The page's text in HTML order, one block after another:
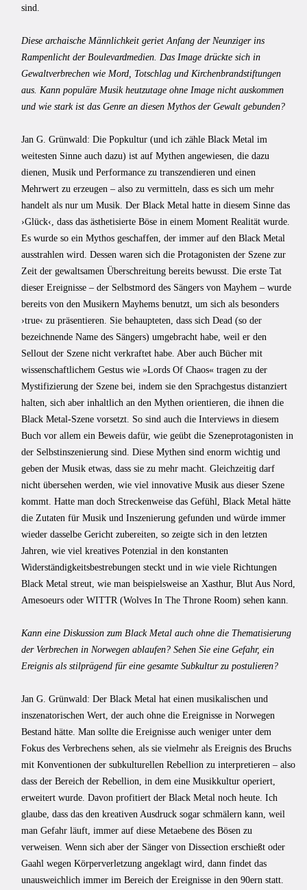
sind.
Diese archaische Männlichkeit geriet Anfang der Neunziger ins
Rampenlicht der Boulevardmedien. Das Image drückte sich in
Gewaltverbrechen wie Mord, Totschlag und Kirchenbrandstiftungen
aus. Kann populäre Musik heutzutage ohne Image nicht auskommen
und wie stark ist das Genre an diesen Mythos der Gewalt gebunden?
Jan G. Grünwald: Die Popkultur (und ich zähle Black Metal im
weitesten Sinne auch dazu) ist auf Mythen angewiesen, die dazu
dienen, Musik und Performance zu transzendieren und einen
Mehrwert zu erzeugen – also zu vermitteln, dass es sich um mehr
handelt als nur um Musik. Der Black Metal hatte in diesem Sinne das
›Glück‹, dass das ästhetisierte Böse in einem Moment Realität wurde.
Es wurde so ein Mythos geschaffen, der immer auf den Black Metal
ausstrahlen wird. Dessen waren sich die Protagonisten der Szene zur
Zeit der gewaltsamen Überschreitung bereits bewusst. Die erste Tat
dieser Ereignisse – der Selbstmord des Sängers von Mayhem – wurde
bereits von den Musikern Mayhems benutzt, um sich als besonders
›true‹ zu präsentieren. Sie behaupteten, dass sich Dead (so der
bezeichnende Name des Sängers) umgebracht habe, weil er den
Sellout der Szene nicht verkraftet habe. Aber auch Bücher mit
wissenschaftlichem Gestus wie »Lords Of Chaos« tragen zu der
Mystifizierung der Szene bei, indem sie den Sprachgestus distanziert
halten, sich aber inhaltlich an den Mythen orientieren, die ihnen die
Black Metal-Szene vorsetzt. So sind auch die Interviews in diesem
Buch vor allem ein Beweis dafür, wie geübt die Szeneprotagonisten in
der Selbstinszenierung sind. Diese Mythen sind enorm wichtig und
geben der Musik etwas, dass sie zu mehr macht. Gleichzeitig darf
nicht übersehen werden, wie viel innovative Musik aus dieser Szene
kommt. Hatte man doch Streckenweise das Gefühl, Black Metal hätte
die Zutaten für Musik und Inszenierung gefunden und würde immer
wieder dasselbe Gericht zubereiten, so zeigte sich in den letzten
Jahren, wie viel kreatives Potenzial in den konstanten
Widerständigkeitsbestrebungen steckt und in wie viele Richtungen
Black Metal streut, wie man beispielsweise an Xasthur, Blut Aus Nord,
Amesoeurs oder WITTR (Wolves In The Throne Room) sehen kann.
Kann eine Diskussion zum Black Metal auch ohne die Thematisierung
der Verbrechen in Norwegen ablaufen? Sehen Sie eine Gefahr, ein
Ereignis als stilprägend für eine gesamte Subkultur zu postulieren?
Jan G. Grünwald: Der Black Metal hat einen musikalischen und
inszenatorischen Wert, der auch ohne die Ereignisse in Norwegen
Bestand hätte. Man sollte die Ereignisse auch weniger unter dem
Fokus des Verbrechens sehen, als sie vielmehr als Ereignis des Bruchs
mit Konventionen der subkulturellen Rebellion zu interpretieren – also
dass der Bereich der Rebellion, in dem eine Musikkultur operiert,
erweitert wurde. Davon profitiert der Black Metal noch heute. Ich
glaube, dass das den kreativen Ausdruck sogar schmälern kann, weil
man Gefahr läuft, immer auf diese Metaebene des Bösen zu
verweisen. Wenn sich aber der Sänger von Dissection erschießt oder
Gaahl wegen Körperverletzung angeklagt wird, dann findet das
unausweichlich immer im Bereich der Ereignisse in den 90ern statt.